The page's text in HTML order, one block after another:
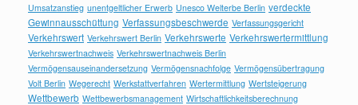
Umsatzanstieg unentgeltlicher Erwerb Unesco Welterbe Berlin verdeckte
Gewinnausschüttung Verfassungsbeschwerde Verfassungsgericht
Verkehrswert Verkehrswert Berlin Verkehrswerte Verkehrswertermittlung
Verkehrswertnachweis Verkehrswertnachweis Berlin
Vermögensauseinandersetzung Vermögensnachfolge Vermögensübertragung
Volt Berlin Wegerecht Werkstattverfahren Wertermittlung Wertsteigerung
Wettbewerb Wettbewerbsmanagement Wirtschaftlichkeitsberechnung